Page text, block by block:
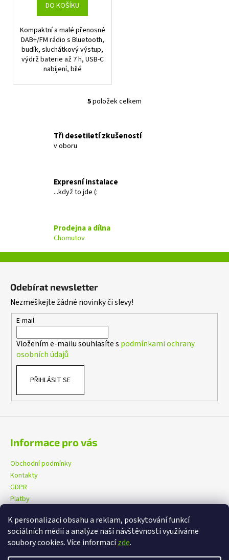
K personalizaci obsahu a reklam, poskytování funkcí
sociálních médií a analýze naší návštěvnosti využíváme
soubory cookies. Více informacízde.
DO KOŠÍKU
Kompaktní a malé přenosné
DAB+/FM rádio s Bluetooth,
budík, sluchátkový výstup,
výdrž baterie až 7 h, USB-C
nabíjení, bílé
O
l
á
í
v
ý
s
5položek celkem
Tři desetiletí zkušeností
v oboru
Expresní instalace
...když to jde (:
Prodejna a dílna
Chomutov
Odebírat newsletter
Nezmeškejte žádné novinky či slevy!
E-mail
Vložením e-mailu souhlasíte s podmínkami ochrany
osobních údajů
PŘIHLÁSIT SE
Informace pro vás
Obchodní podmínky
Kontakty
GDPR
Platby
eXtrem-audio na facebooku eXtrem-audio na Instagramu